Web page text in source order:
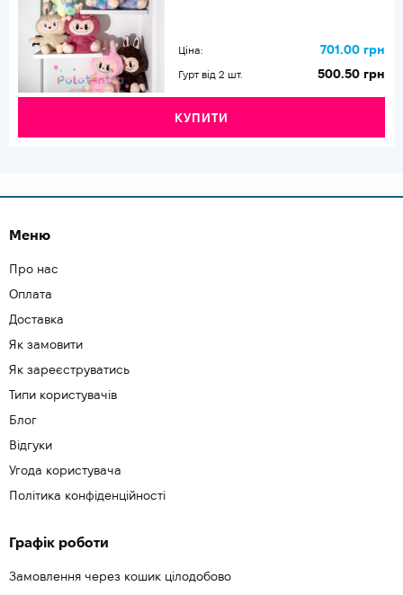
Ціна: 701.00 грн
Гурт від 2 шт. 500.50 грн
КУПИТИ
Меню
Про нас
Оплата
Доставка
Як замовити
Як зареєструватись
Типи користувачів
Блог
Відгуки
Угода користувача
Політика конфіденційності
Графік роботи
Замовлення через кошик цілодобово